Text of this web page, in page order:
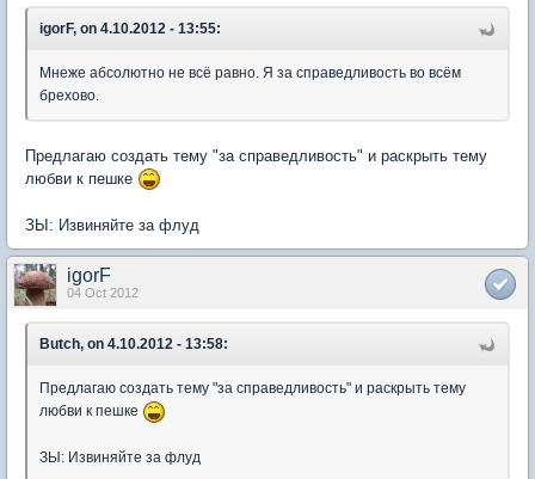
igorF, on 4.10.2012 - 13:55:
Мнеже абсолютно не всё равно. Я за справедливость во всём
брехово.
Предлагаю создать тему "за справедливость" и раскрыть тему
любви к пешке
ЗЫ: Извиняйте за флуд
igorF
04 Oct 2012
Butch, on 4.10.2012 - 13:58:
Предлагаю создать тему "за справедливость" и раскрыть тему
любви к пешке
ЗЫ: Извиняйте за флуд